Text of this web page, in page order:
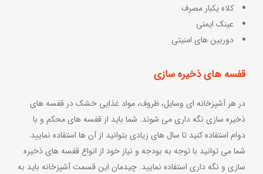
کلاه یکبار مصرف
عینک ایمنی
دوربین های امنیتی
قفسه های ذخیره سازی
در هر آشپزخانه ای وسایل، ظروف، مواد غذایی خشک در قفسه های
ذخیره سازی نگه داری می شوند. شما باید از قفسه های محکم و با
دوام استفاده کنید تا سال های زیادی بتوانید از آن ها استفاده نمایید.
شما می توانید با توجه به بودجه و نیاز خود از انواع قفسه های ذخیره
سازی و نگه داری استفاده نمایید. چیدمان این قسمت آشپزخانه باید به